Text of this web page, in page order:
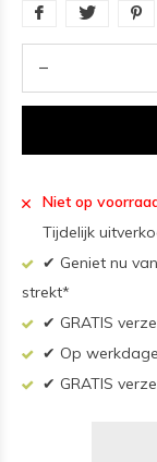
Niet op
Tijdelijk
✔ Geniet nu
strekt*
✔ GRATIS
✔ Op
✔ GRATIS